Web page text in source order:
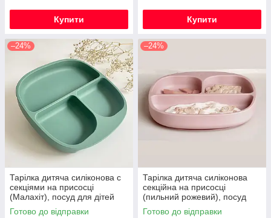
Купити Купити
–24%
Тарілка дитяча силіконова с
секціями на присосці
(Малахіт), посуд для дітей
силіконовий
Готово до відправки
–24%
Тарілка дитяча силіконова
секційна на присосці
(пильний рожевий), посуд
для дітей силіконовий
Готово до відправки